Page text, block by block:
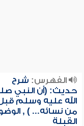
الفهرس: شرح
حديث: (أن النبي
الله عليه وسلم قبل
من نسائه... ) ,
القبلة